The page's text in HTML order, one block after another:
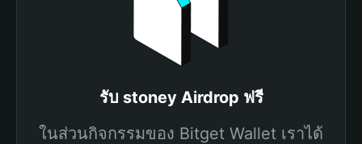
รับ stoney Airdrop ฟรี
ในส่วนกิจกรรมของ Bitget Wallet เราได้